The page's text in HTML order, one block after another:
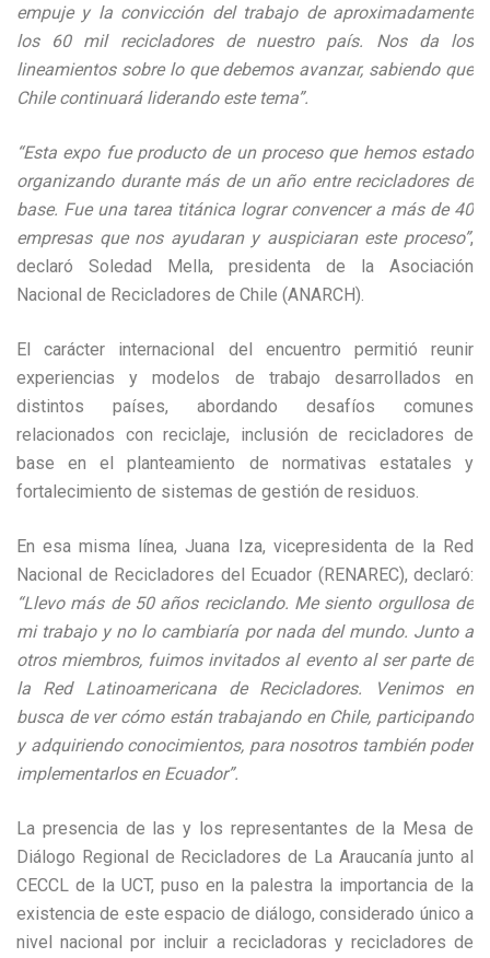
empuje y la convicción del trabajo de aproximadamente
los 60 mil recicladores de nuestro país. Nos da los
lineamientos sobre lo que debemos avanzar, sabiendo que
Chile continuará liderando este tema”.
“Esta expo fue producto de un proceso que hemos estado
organizando durante más de un año entre recicladores de
base. Fue una tarea titánica lograr convencer a más de 40
empresas que nos ayudaran y auspiciaran este proceso”,
declaró Soledad Mella, presidenta de la Asociación
Nacional de Recicladores de Chile (ANARCH).
El carácter internacional del encuentro permitió reunir
experiencias y modelos de trabajo desarrollados en
distintos países, abordando desafíos comunes
relacionados con reciclaje, inclusión de recicladores de
base en el planteamiento de normativas estatales y
fortalecimiento de sistemas de gestión de residuos.
En esa misma línea, Juana Iza, vicepresidenta de la Red
Nacional de Recicladores del Ecuador (RENAREC), declaró:
“Llevo más de 50 años reciclando. Me siento orgullosa de
mi trabajo y no lo cambiaría por nada del mundo. Junto a
otros miembros, fuimos invitados al evento al ser parte de
la Red Latinoamericana de Recicladores. Venimos en
busca de ver cómo están trabajando en Chile, participando
y adquiriendo conocimientos, para nosotros también poder
implementarlos en Ecuador”.
La presencia de las y los representantes de la Mesa de
Diálogo Regional de Recicladores de La Araucanía junto al
CECCL de la UCT, puso en la palestra la importancia de la
existencia de este espacio de diálogo, considerado único a
nivel nacional por incluir a recicladoras y recicladores de